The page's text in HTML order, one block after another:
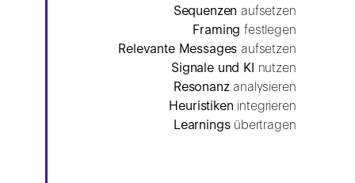
Sequenzen aufsetzen
Framingfestlegen
Relevante Messages aufsetzen
Signale und KI nutzen
Resonanz analysieren
Heuristiken integrieren
Learningsübertragen